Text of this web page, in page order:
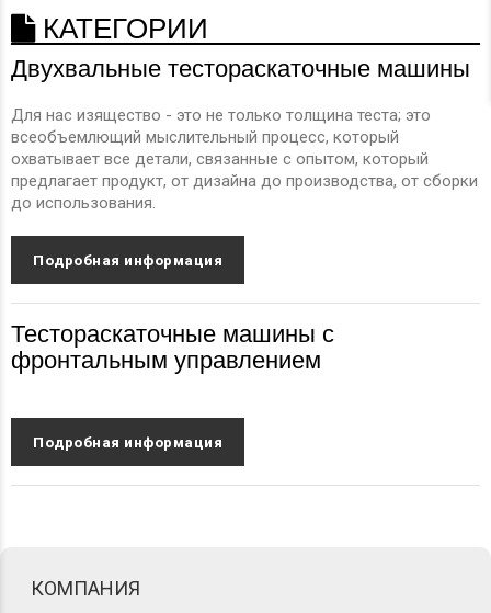
КАТЕГОРИИ
Двухвальные тестораскаточные машины
Для нас изящество - это не только толщина теста; это
всеобъемлющий мыслительный процесс, который
охватывает все детали, связанные с опытом, который
предлагает продукт, от дизайна до производства, от сборки
до использования.
Подробная информация
Тестораскаточные машины с
фронтальным управлением
Подробная информация
КОМПАНИЯ